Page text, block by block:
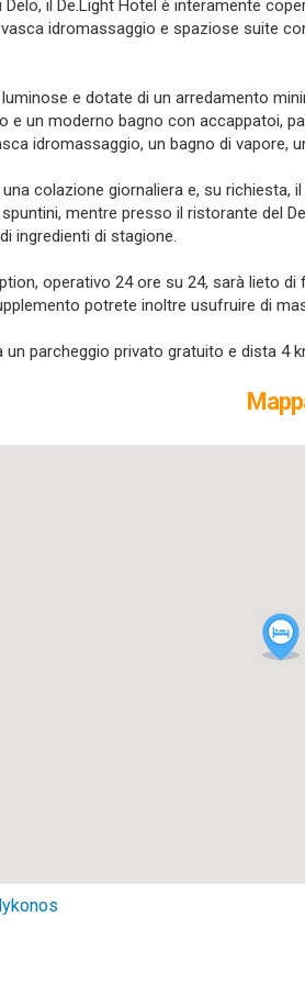
il De.Light Hotel è interamente
idromassaggio e spaziose suite
e dotate di un arredamento
e un moderno bagno con accappatoi,
idromassaggio, un bagno di vapore,
colazione giornaliera e, su richiesta,
mentre presso il ristorante del
ingredienti di stagione.
operativo 24 ore su 24, sarà lieto
potrete inoltre usufruire di
un parcheggio privato gratuito e dista 4